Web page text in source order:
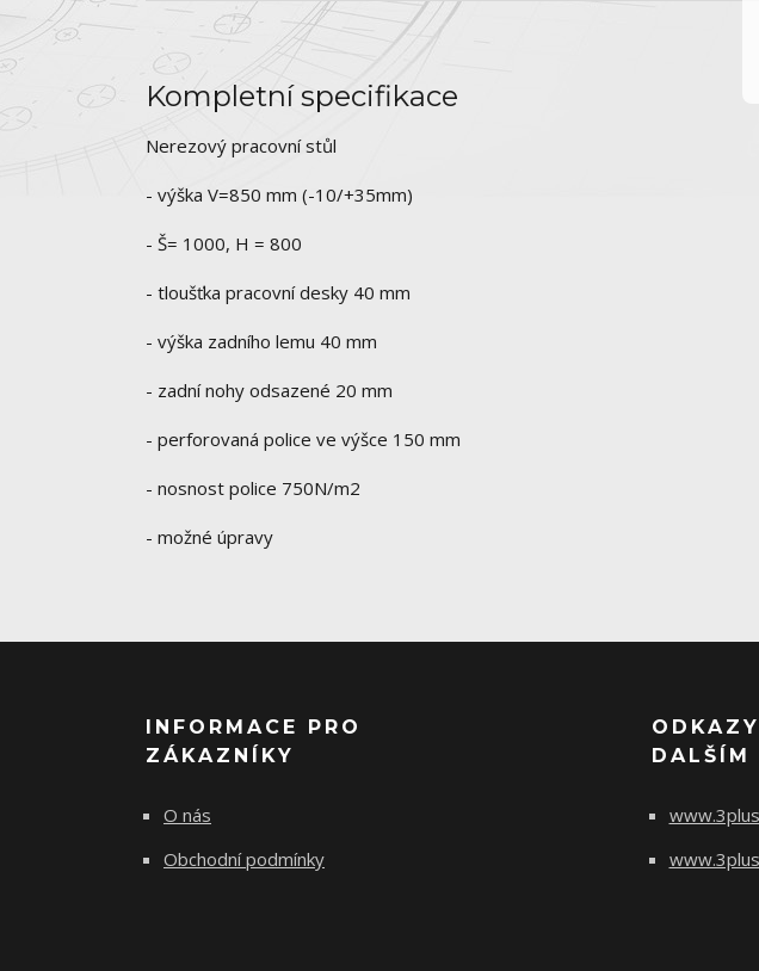
Kompletní specifikace
Nerezový pracovní stůl
- výška V=850 mm (-10/+35mm)
- Š= 1000, H = 800
- tloušťka pracovní desky 40 mm
- výška zadního lemu 40 mm
- zadní nohy odsazené 20 mm
- perforovaná police ve výšce 150 mm
- nosnost police 750N/m2
- možné úpravy
INFORMACE PRO
ZÁKAZNÍKY
O nás
Obchodní podmínky
DALŠÍM